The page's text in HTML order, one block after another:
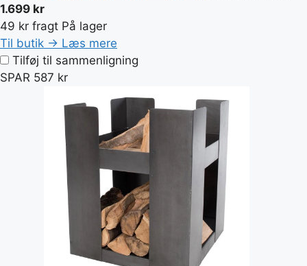
1.699 kr
49 kr fragt På lager
Til butik → Læs mere
Tilføj til sammenligning
SPAR 587 kr